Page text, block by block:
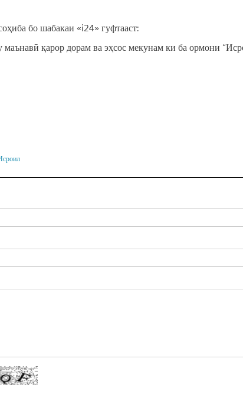
бо шабакаи «i24» гуфтааст:
қарор дорам ва эҳсос мекунам ки ба ормони